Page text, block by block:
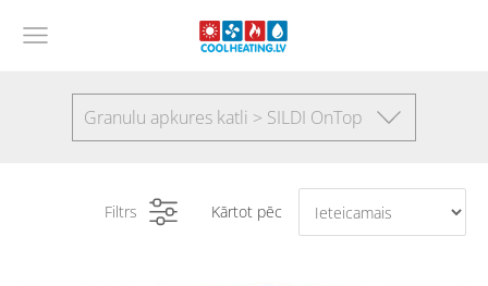
Granulu apkures katli > SILDI OnTop
Filtrs Kārtot pēc